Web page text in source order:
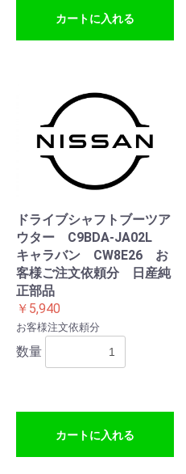
カートに入れる
ドライブシャフトブーツア
ウター C9BDA-JA02L
キャラバン CW8E26 お
客様ご注文依頼分 日産純
正部品
￥5,940
お客様注文依頼分
数量
カートに入れる